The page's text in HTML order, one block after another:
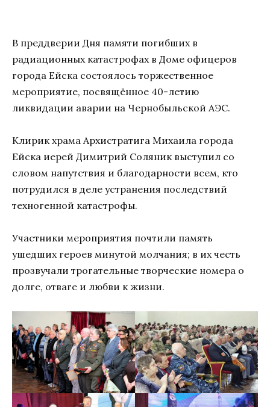
В преддверии Дня памяти погибших в
радиационных катастрофах в Доме офицеров
города Ейска состоялось торжественное
мероприятие, посвящённое 40-летию
ликвидации аварии на Чернобыльской АЭС.
Клирик храма Архистратига Михаила города
Ейска иерей Димитрий Соляник выступил со
словом напутствия и благодарности всем, кто
потрудился в деле устранения последствий
техногенной катастрофы.
Участники мероприятия почтили память
ушедших героев минутой молчания; в их честь
прозвучали трогательные творческие номера о
долге, отваге и любви к жизни.